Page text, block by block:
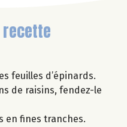
recette
feuilles d’épinards.
de raisins, fendez-le
en fines tranches.